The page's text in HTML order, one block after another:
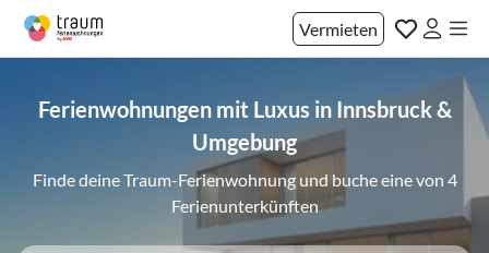
Vermieten
Ferienwohnungen mit Luxus in Innsbruck &
Umgebung
Finde deine Traum-Ferienwohnung und buche eine von 4
Ferienunterkünften